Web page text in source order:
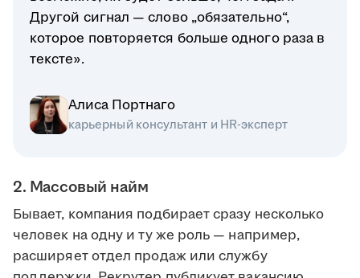
Другой сигнал — слово „обязательно“,
которое повторяется больше одного раза в
тексте».
Алиса Портнаго
карьерный консультант и HR-эксперт
2. Массовый найм
Бывает, компания подбирает сразу несколько
человек на одну и ту же роль — например,
расширяет отдел продаж или службу